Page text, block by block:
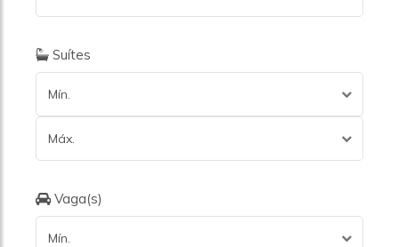
Suítes
Mín.
Máx.
Vaga(s)
Mín.